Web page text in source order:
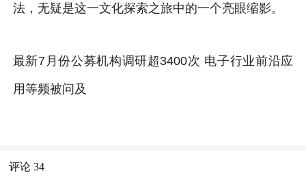
法，无疑是这一文化探索之旅中的一个亮眼缩影。
最新7月份公募机构调研超3400次 电子行业前沿应
用等频被问及
评论 34